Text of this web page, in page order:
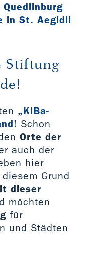
in St. Aegidii
Stiftung
„KiBa-
! Schon
Orte der
auch der
hier
diesem Grund
dieser
möchten
für
und Städten